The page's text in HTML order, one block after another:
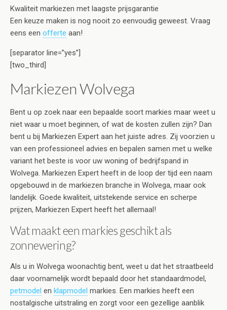
Kwaliteit markiezen met laagste prijsgarantie
Een keuze maken is nog nooit zo eenvoudig geweest. Vraag
eens een offerte aan!
[separator line=”yes”]
[two_third]
Markiezen Wolvega
Bent u op zoek naar een bepaalde soort markies maar weet u
niet waar u moet beginnen, of wat de kosten zullen zijn? Dan
bent u bij Markiezen Expert aan het juiste adres. Zij voorzien u
van een professioneel advies en bepalen samen met u welke
variant het beste is voor uw woning of bedrijfspand in
Wolvega. Markiezen Expert heeft in de loop der tijd een naam
opgebouwd in de markiezen branche in Wolvega, maar ook
landelijk. Goede kwaliteit, uitstekende service en scherpe
prijzen, Markiezen Expert heeft het allemaal!
Wat maakt een markies geschikt als
zonnewering?
Als u in Wolvega woonachtig bent, weet u dat het straatbeeld
daar voornamelijk wordt bepaald door het standaardmodel,
petmodel en klapmodel markies. Een markies heeft een
nostalgische uitstraling en zorgt voor een gezellige aanblik